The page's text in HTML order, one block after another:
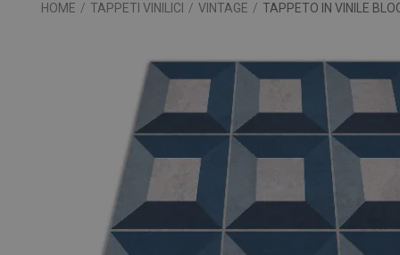
HOME / TAPPETI VINILICI / VINTAGE / TAPPETO IN VINILE